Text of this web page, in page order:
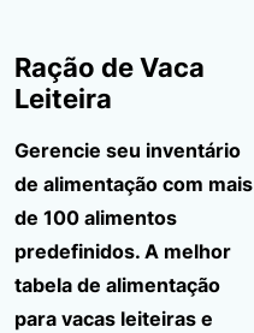
Ração de Vaca
Leiteira
Gerencie seu inventário
de alimentação com mais
de 100 alimentos
predefinidos. A melhor
tabela de alimentação
para vacas leiteiras e